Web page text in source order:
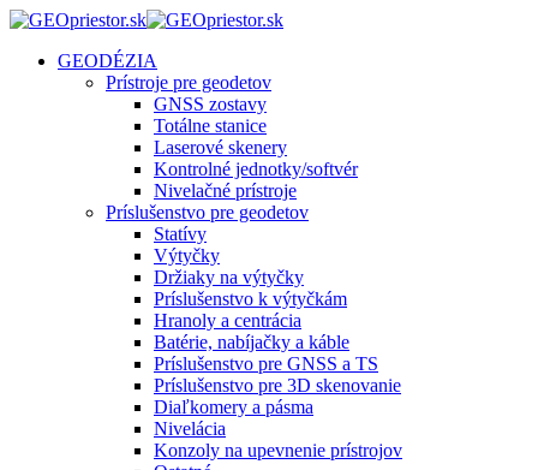
GEODÉZIA
Prístroje pre geodetov
GNSS zostavy
Totálne stanice
Laserové skenery
Kontrolné jednotky/softvér
Nivelačné prístroje
Príslušenstvo pre geodetov
Statívy
Výtyčky
Držiaky na výtyčky
Príslušenstvo k výtyčkám
Hranoly a centrácia
Batérie, nabíjačky a káble
Príslušenstvo pre GNSS a TS
Príslušenstvo pre 3D skenovanie
Diaľkomery a pásma
Nivelácia
Konzoly na upevnenie prístrojov